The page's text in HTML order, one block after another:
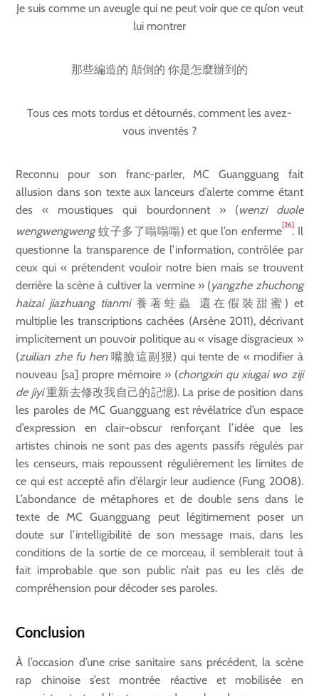
Je suis comme un aveugle qui ne peut voir que ce qu’on veut
lui montrer
那些編造的 顛倒的 你是怎麼辦到的
Tous ces mots tordus et détournés, comment les avez-
vous inventés ?
Reconnu pour son franc-parler, MC Guangguang fait
allusion dans son texte aux lanceurs d’alerte comme étant
des « moustiques qui bourdonnent » (wenzi duole
wengwengweng蚊子多了嗡嗡嗡) et que l’on enferme[26]. Il
questionne la transparence de l’information, contrôlée par
ceux qui « prétendent vouloir notre bien mais se trouvent
derrière la scène à cultiver la vermine » (yangzhe zhuchong
haizai jiazhuang tianmi養著蛀蟲 還在假裝甜蜜) et
multiplie les transcriptions cachées (Arsène 2011), décrivant
implicitement un pouvoir politique au « visage disgracieux »
(zuilian zhe fu hen嘴臉這副狠) qui tente de « modifier à
nouveau [sa] propre mémoire » (chongxin qu xiugai woziji
de jiyi重新去修改我自己的記憶). La prise de position dans
les paroles de MC Guangguang est révélatrice d’un espace
d’expression en clair-obscur renforçant l’idée que les
artistes chinois ne sont pas des agents passifs régulés par
les censeurs, mais repoussent régulièrement les limites de
ce qui est accepté afin d’élargir leur audience (Fung 2008).
L’abondance de métaphores et de double sens dans le
texte de MC Guangguang peut légitimement poser un
doute sur l’intelligibilité de son message mais, dans les
conditions de la sortie de ce morceau, il semblerait tout à
fait improbable que son public n’ait pas eu les clés de
compréhension pour décoder ses paroles.
Conclusion
À l’occasion d’une crise sanitaire sans précédent, la scène
rap chinoise s’est montrée réactive et mobilisée en